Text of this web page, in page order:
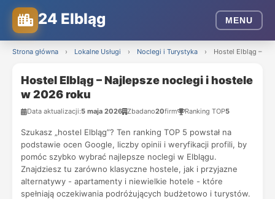
24 Elbląg MENU
Strona główna › Lokalne Usługi › Noclegi i Turystyka › Hostel Elbląg –
Hostel Elbląg – Najlepsze noclegi i hostele
w 2026 roku
Data aktualizacji:5 maja 2026 Zbadano20firm Ranking TOP5
Szukasz „hostel Elbląg”? Ten ranking TOP 5 powstał na
podstawie ocen Google, liczby opinii i weryfikacji profili, by
pomóc szybko wybrać najlepsze noclegi w Elblągu.
Znajdziesz tu zarówno klasyczne hostele, jak i przyjazne
alternatywy - apartamenty i niewielkie hotele - które
spełniają oczekiwania podróżujących budżetowo i turystów.